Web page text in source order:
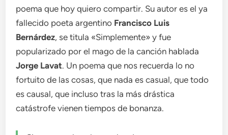
poema que hoy quiero compartir. Su autor es el ya
fallecido poeta argentino Francisco Luis
Bernárdez, se titula «Simplemente» y fue
popularizado por el mago de la canción hablada
Jorge Lavat. Un poema que nos recuerda lo no
fortuito de las cosas, que nada es casual, que todo
es causal, que incluso tras la más drástica
catástrofe vienen tiempos de bonanza.